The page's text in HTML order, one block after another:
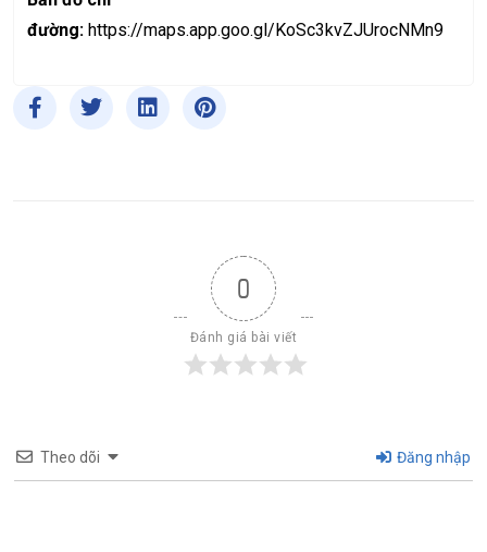
đường: https://maps.app.goo.gl/KoSc3kvZJUrocNMn9
0
Đánh giá bài viết
Theo dõi Đăng nhập